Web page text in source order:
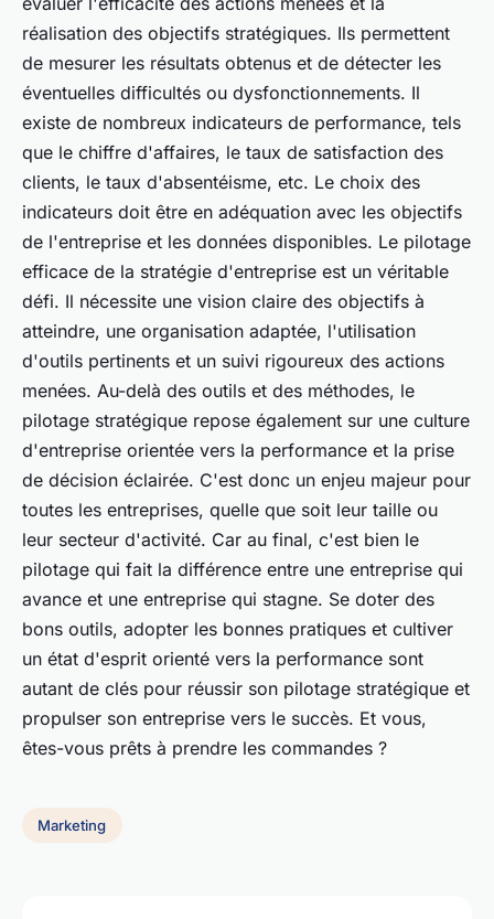
réalisation des objectifs stratégiques. Ils permettent
de mesurer les résultats obtenus et de détecter les
éventuelles difficultés ou dysfonctionnements. Il
existe de nombreux indicateurs de performance, tels
que le chiffre d'affaires, le taux de satisfaction des
clients, le taux d'absentéisme, etc. Le choix des
indicateurs doit être en adéquation avec les objectifs
de l'entreprise et les données disponibles. Le pilotage
efficace de la stratégie d'entreprise est un véritable
défi. Il nécessite une vision claire des objectifs à
atteindre, une organisation adaptée, l'utilisation
d'outils pertinents et un suivi rigoureux des actions
menées. Au-delà des outils et des méthodes, le
pilotage stratégique repose également sur une culture
d'entreprise orientée vers la performance et la prise
de décision éclairée. C'est donc un enjeu majeur pour
toutes les entreprises, quelle que soit leur taille ou
leur secteur d'activité. Car au final, c'est bien le
pilotage qui fait la différence entre une entreprise qui
avance et une entreprise qui stagne. Se doter des
bons outils, adopter les bonnes pratiques et cultiver
un état d'esprit orienté vers la performance sont
autant de clés pour réussir son pilotage stratégique et
propulser son entreprise vers le succès. Et vous,
êtes-vous prêts à prendre les commandes ?
Marketing